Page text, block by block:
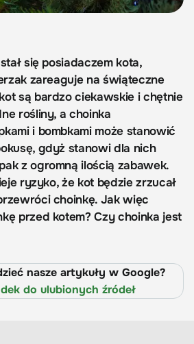
się posiadaczem kota,
zareaguje na świąteczne
są bardzo ciekawskie i chętnie
rośliny, a choinka
i bombkami może stanowić
gdyż stanowi dla nich
z ogromną ilością zabawek.
ryzyko, że kot będzie zrzucał
choinkę. Jak więc
przed kotem? Czy choinka jest
nasze artykuły w Google?
do ulubionych źródeł